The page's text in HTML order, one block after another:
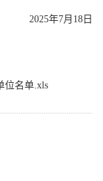
2025年7月18日
位名单.xls